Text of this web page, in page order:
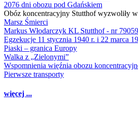
2076 dni obozu pod Gdańskiem
Obóz koncentracyjny Stutthof wyzwoliły
Marsz Śmierci
Markus Włodarczyk KL Stutthof - nr 79059
Egzekucje 11 stycznia 1940 r. i 22 marca
Piaski – granica Europy
Walka z „Zielonymi”
Wspomnienia więźnia obozu
Pierwsze transporty
więcej ...